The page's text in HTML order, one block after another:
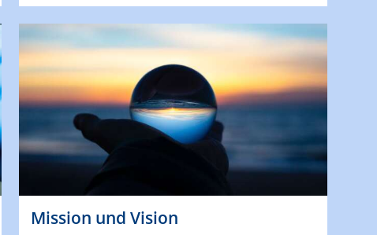
Mission und Vision